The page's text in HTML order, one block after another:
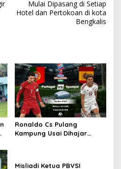
Mulai Dipasang di Setiap
Hotel dan Pertokoan di kota
Bengkalis
Ronaldo Cs Pulang
Kampung Usai Dihajar
Misliadi Ketua PBVSI